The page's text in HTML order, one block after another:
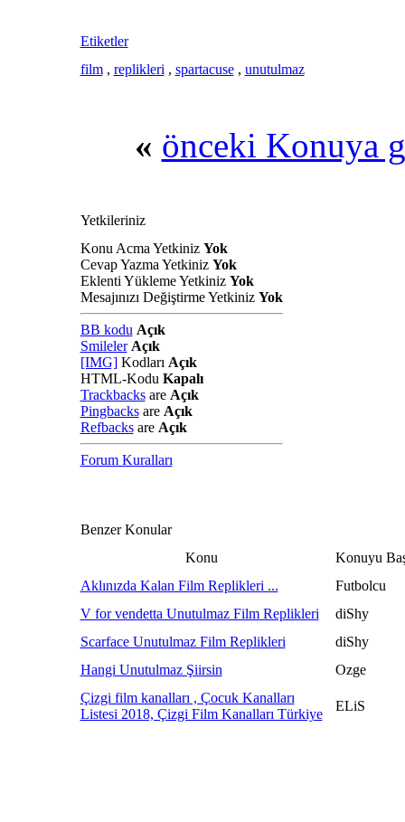
Etiketler
film , replikleri , spartacuse , unutulmaz
« önceki Konuya
Yetkileriniz
Konu Acma Yetkiniz Yok
Cevap Yazma Yetkiniz Yok
Eklenti Yükleme Yetkiniz Yok
Mesajınızı Değiştirme Yetkiniz Yok
BB kodu Açık
Smileler Açık
[IMG]Kodları Açık
HTML-Kodu Kapalı
Trackbacksare Açık
Pingbacksare Açık
Refbacksare Açık
Forum Kuralları
Benzer Konular
Konu
Konuyu
Aklınızda Kalan Film Replikleri ...
Futbolcu
V for vendetta Unutulmaz Film Replikleri
diShy
Scarface Unutulmaz Film Replikleri
diShy
Hangi Unutulmaz Şiirsin
Ozge
Çizgi film kanalları , Çocuk Kanalları
Listesi 2018, Çizgi Film Kanalları Türkiye
ELiS